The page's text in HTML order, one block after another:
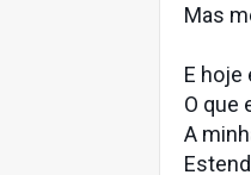
Mas
E hoje
O que
A